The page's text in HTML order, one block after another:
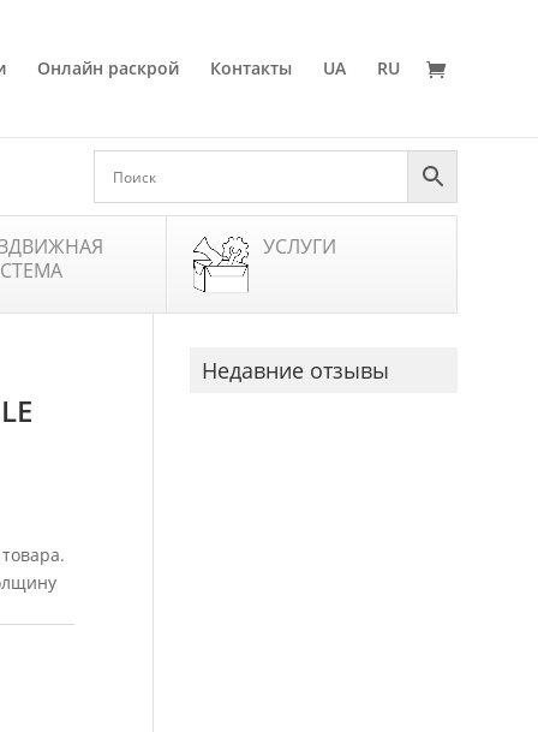
Онлайн раскрой Контакты UA RU
УСЛУГИ
Недавние отзывы